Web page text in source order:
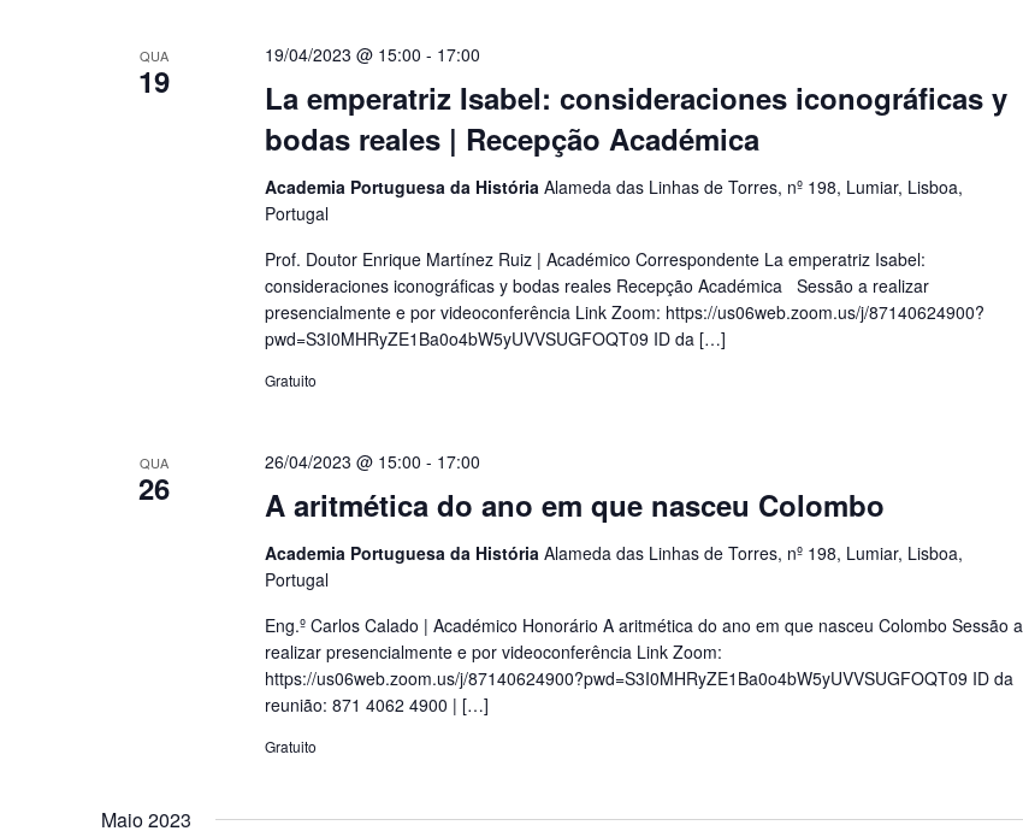
QUA
19
La emperatriz Isabel: consideraciones iconográficas y
bodas reales | Recepção Académica
19/04/2023 @ 15:00 - 17:00
Academia Portuguesa da História Alameda das Linhas de Torres, nº 198, Lumiar, Lisboa,
Portugal
Prof. Doutor Enrique Martínez Ruiz | Académico Correspondente La emperatriz Isabel:
consideraciones iconográficas y bodas reales Recepção Académica Sessão a realizar
presencialmente e por videoconferência Link Zoom: https://us06web.zoom.us/j/87140624900?
pwd=S3I0MHRyZE1Ba0o4bW5yUVVSUGFOQT09 ID da […]
Gratuito
QUA
26 A aritmética do ano em que nasceu Colombo
26/04/2023 @ 15:00 - 17:00
Academia Portuguesa da História Alameda das Linhas de Torres, nº 198, Lumiar, Lisboa,
Portugal
Eng.º Carlos Calado | Académico Honorário A aritmética do ano em que nasceu Colombo Sessão a
realizar presencialmente e por videoconferência Link Zoom:
https://us06web.zoom.us/j/87140624900?pwd=S3I0MHRyZE1Ba0o4bW5yUVVSUGFOQT09 ID da
reunião: 871 4062 4900 | […]
Gratuito
Maio 2023